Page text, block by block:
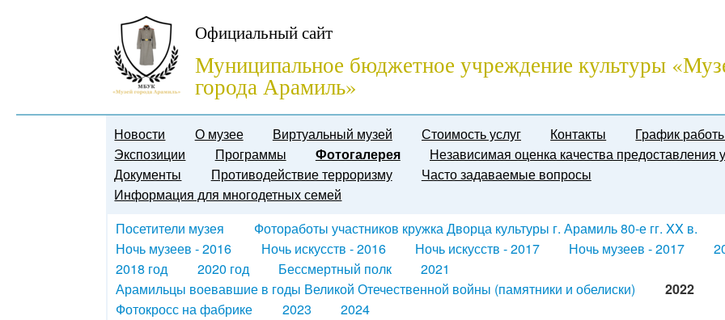
Официальный сайт
Муниципальное бюджетное учреждение культуры
города Арамиль»
Новости О музее Виртуальный музей Стоимость услуг Контакты
График
Экспозиции
Программы Фотогалерея
Независимая оценка качества предоставления
Документы
Противодействие терроризму
Часто задаваемые вопросы
Информация для многодетных семей
Посетители музея
Фотоработы участников кружка Дворца культуры г. Арамиль 80-е гг. XX в.
Ночь музеев - 2016
Ночь искусств - 2016 Ночь искусств - 2017 Ночь музеев - 2017
2018 год
2020 год Бессмертный полк
2021
Арамильцы воевавшие в годы Великой Отечественной войны (памятники и обелиски)
2022
Фотокросс на фабрике
2023
2024